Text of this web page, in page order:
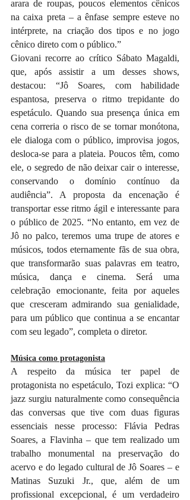
arara de roupas, poucos elementos cênicos
na caixa preta – a ênfase sempre esteve no
intérprete, na criação dos tipos e no jogo
cênico direto com o público.”
Giovani recorre ao crítico Sábato Magaldi,
que, após assistir a um desses shows,
destacou: “Jô Soares, com habilidade
espantosa, preserva o ritmo trepidante do
espetáculo. Quando sua presença única em
cena correria o risco de se tornar monótona,
ele dialoga com o público, improvisa jogos,
desloca-se para a plateia. Poucos têm, como
ele, o segredo de não deixar cair o interesse,
conservando o domínio contínuo da
audiência”. A proposta da encenação é
transportar esse ritmo ágil e interessante para
o público de 2025. “No entanto, em vez de
Jô no palco, teremos uma trupe de atores e
músicos, todos eternamente fãs de sua obra,
que transformarão suas palavras em teatro,
música, dança e cinema. Será uma
celebração emocionante, feita por aqueles
que cresceram admirando sua genialidade,
para um público que continua a se encantar
com seu legado”, completa o diretor.
Música como protagonista
A respeito da música ter papel de
protagonista no espetáculo, Tozi explica: “O
jazz surgiu naturalmente como consequência
das conversas que tive com duas figuras
essenciais nesse processo: Flávia Pedras
Soares, a Flavinha – que tem realizado um
trabalho monumental na preservação do
acervo e do legado cultural de Jô Soares – e
Matinas Suzuki Jr., que, além de um
profissional excepcional, é um verdadeiro